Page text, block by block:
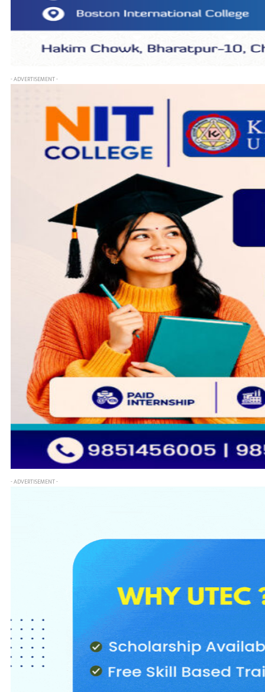
- ADVERTISEMENT -
- ADVERTISEMENT -